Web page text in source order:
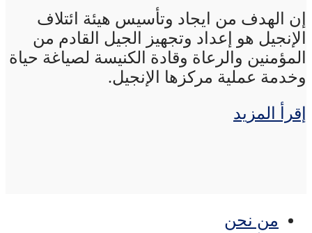
إن الهدف من ايجاد وتأسيس هيئة ائتلاف
الإنجيل هو إعداد وتجهيز الجيل القادم من
المؤمنين والرعاة وقادة الكنيسة لصياغة حياة
وخدمة عملية مركزها الإنجيل.
إقرأ المزيد
من نحن